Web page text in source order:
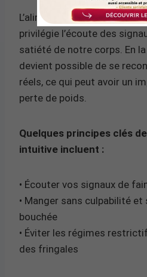
L’alimentation intuitive est
privilégie l’écoute des
satiété de notre corps. En
devient possible de se
réels, ce qui peut avoir un
perte de poids.
Quelques principes clés
intuitive incluent :
• Écouter vos signaux de
• Manger sans culpabilité et
bouchée
• Éviter les régimes
des fringales